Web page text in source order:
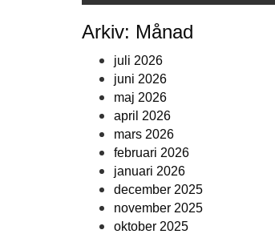
Arkiv: Månad
juli 2026
juni 2026
maj 2026
april 2026
mars 2026
februari 2026
januari 2026
december 2025
november 2025
oktober 2025